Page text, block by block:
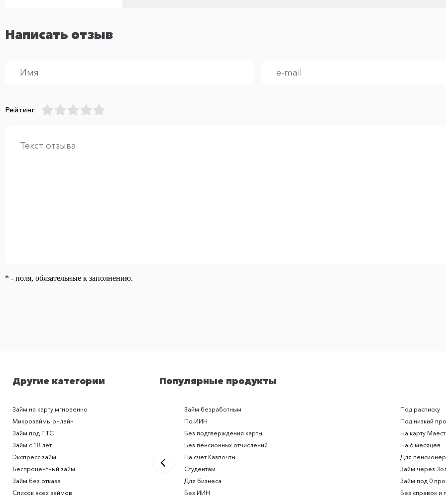
Написать отзыв
Рейтинг
* - поля, обязательные к заполнению.
Другие категории
Займ на карту мгновенно
Микрозаймы онлайн
Займ под ПТС
Займ с 18 лет
Экспресс займ
Беспроцентный займ
Займ без отказа
Список всех займов
Популярные продукты
Займ безработным
По ИИН
Без подтверждения карты
Без пенсионных отчислений
На счет Казпочты
Студентам
Для бизнеса
Без ИИН
Под расписку
Под низкий
На карту
На 6 месяцев
Для
Займ через
Займ под 0
Без справок и